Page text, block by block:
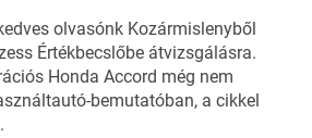
olvasónk Kozármislenyből
Értékbecslőbe átvizsgálásra.
Honda Accord még nem
bemutatóban, a cikkel